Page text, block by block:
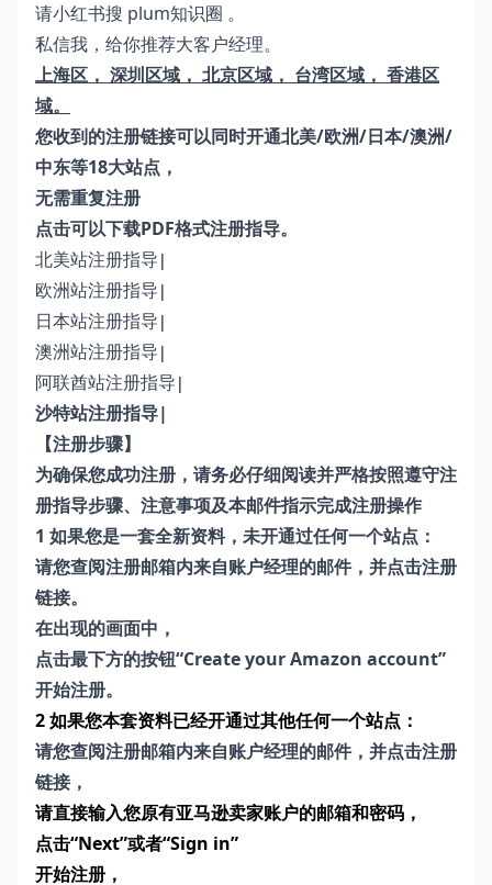
请小红书搜 plum知识圈 。
私信我，给你推荐大客户经理。
上海区， 深圳区域， 北京区域， 台湾区域， 香港区
域。
您收到的注册链接可以同时开通北美/欧洲/日本/澳洲/
中东等18大站点，
无需重复注册
点击可以下载PDF格式注册指导。
北美站注册指导 |
欧洲站注册指导 |
日本站注册指导 |
澳洲站注册指导 |
阿联酋站注册指导 |
沙特站注册指导|
【注册步骤】
为确保您成功注册，请务必仔细阅读并严格按照遵守注
册指导步骤、注意事项及本邮件指示完成注册操作
1 如果您是一套全新资料，未开通过任何一个站点：
请您查阅注册邮箱内来自账户经理的邮件，并点击注册
链接。
在出现的画面中，
点击最下方的按钮“Create your Amazon account”
开始注册。
2 如果您本套资料已经开通过其他任何一个站点：
请您查阅注册邮箱内来自账户经理的邮件，并点击注册
链接，
请直接输入您原有亚马逊卖家账户的邮箱和密码，
点击“Next”或者“Sign in”
开始注册，